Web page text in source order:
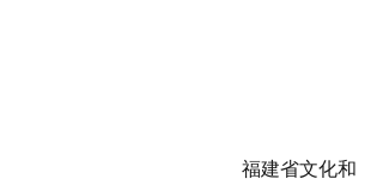
               福建省文化和